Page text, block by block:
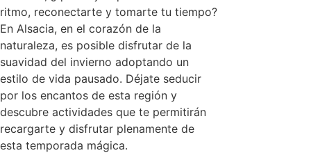
ritmo, reconectarte y tomarte tu tiempo?
En Alsacia, en el corazón de la
naturaleza, es posible disfrutar de la
suavidad del invierno adoptando un
estilo de vida pausado. Déjate seducir
por los encantos de esta región y
descubre actividades que te permitirán
recargarte y disfrutar plenamente de
esta temporada mágica.